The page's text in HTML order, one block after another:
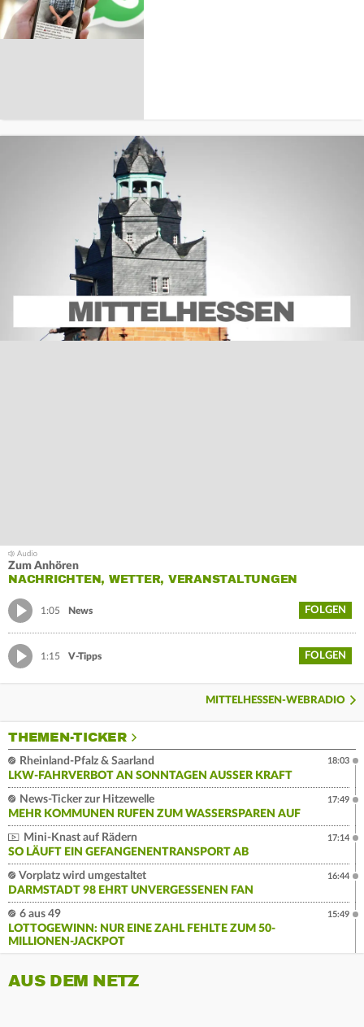
Zum Anhören
NACHRICHTEN, WETTER, VERANSTALTUNGEN
1:05 News FOLGEN
1:15 V-Tipps FOLGEN
MITTELHESSEN-WEBRADIO
THEMEN-TICKER
Rheinland-Pfalz & Saarland
LKW-FAHRVERBOT AN SONNTAGEN AUSSER KRAFT
18:03
News-Ticker zur Hitzewelle
MEHR KOMMUNEN RUFEN ZUM WASSERSPAREN AUF
17:49
Mini-Knast auf Rädern
SO LÄUFT EIN GEFANGENENTRANSPORT AB
17:14
Vorplatz wird umgestaltet
DARMSTADT 98 EHRT UNVERGESSENEN FAN
16:44
6 aus 49
LOTTOGEWINN: NUR EINE ZAHL FEHLTE ZUM 50-
MILLIONEN-JACKPOT
15:49
AUS DEM NETZ